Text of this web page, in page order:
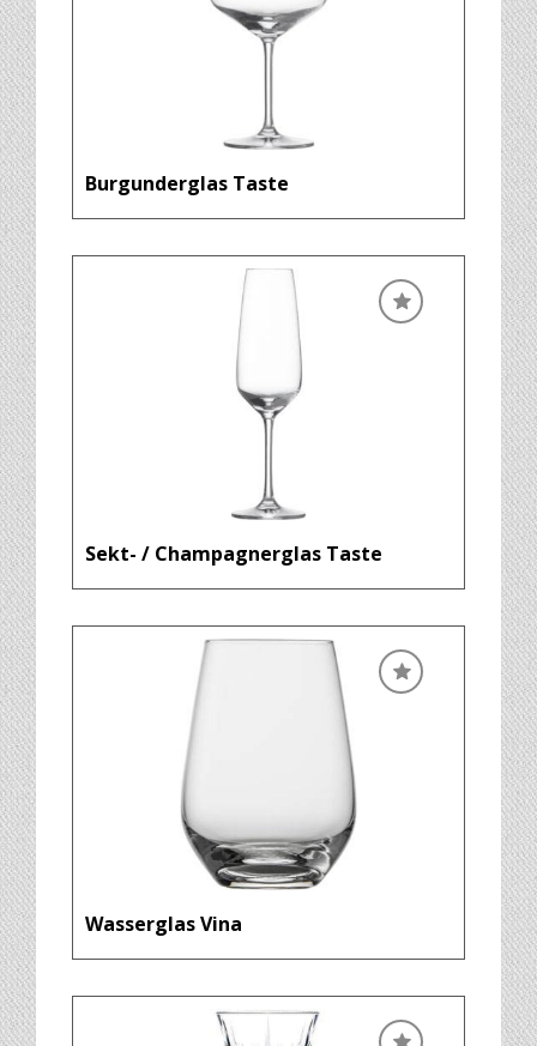
Burgunderglas Taste
Sekt- / Champagnerglas Taste
Wasserglas Vina